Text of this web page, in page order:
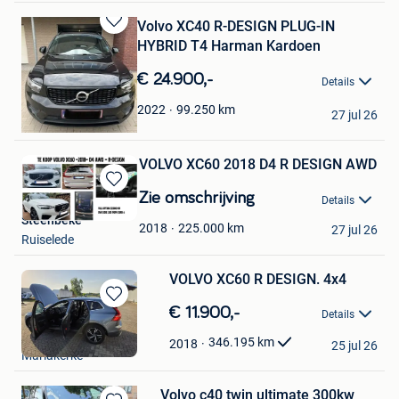
Bewaren
in
Mijn
Favorieten
Volvo XC40 R-DESIGN PLUG-IN
HYBRID T4 Harman Kardoen
€ 24.900,- Details
2022 99.250 km
Fanny Decrocq
Heule
27 jul 26
Bewaren
in
VOLVO XC60 2018 D4 R DESIGN AWD
Zie omschrijving Details
2018 225.000 km
Steenbeke
Ruiselede
27 jul 26
Bewaren
in
Mijn
Favorieten
VOLVO XC60 R DESIGN. 4x4
€ 11.900,- Details
2018 346.195 km
Alex
Mariakerke
25 jul 26
Volvo c40 twin ultimate 300kw